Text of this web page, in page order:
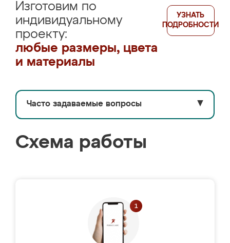
Изготовим по
индивидуальному
проекту:
любые размеры, цвета
и материалы
УЗНАТЬ
ПОДРОБНОСТИ
Часто задаваемые вопросы ▼
Схема работы